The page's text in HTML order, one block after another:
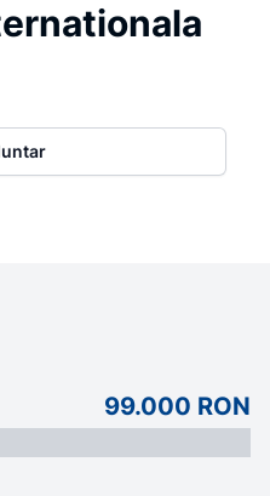
99.000 RON